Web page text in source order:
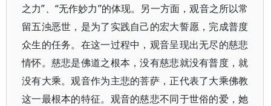
之力”、“无作妙力”的体现。另一方面，观音之所以常
留五浊恶世，是为了实践自己的宏大誓愿，完成普度
众生的任务。在这一过程中，观音呈现出无尽的慈悲
情怀。慈悲是佛道之根本，没有慈悲就没有普度，就
没有大乘。观音作为主悲的菩萨，正代表了大乘佛教
这一最根本的特征。观音的慈悲不同于世俗的爱，她